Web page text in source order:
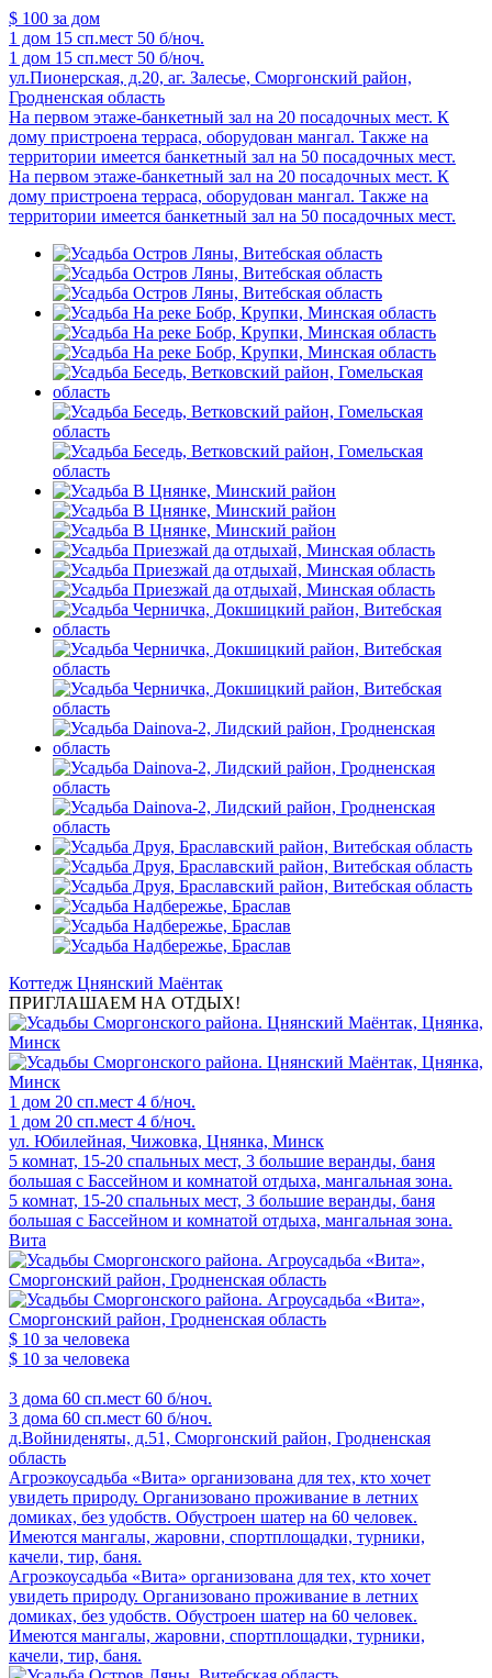
$ 100 за дом
1 дом 15 сп.мест 50 б/ноч.
1 дом 15 сп.мест 50 б/ноч.
ул.Пионерская, д.20, аг. Залесье, Сморгонский район,
Гродненская область
На первом этаже-банкетный зал на 20 посадочных мест. К
дому пристроена терраса, оборудован мангал. Также на
территории имеется банкетный зал на 50 посадочных мест.
На первом этаже-банкетный зал на 20 посадочных мест. К
дому пристроена терраса, оборудован мангал. Также на
территории имеется банкетный зал на 50 посадочных мест.
Коттедж Цнянский Маёнтак
ПРИГЛАШАЕМ НА ОТДЫХ!
1 дом 20 сп.мест 4 б/ноч.
1 дом 20 сп.мест 4 б/ноч.
ул. Юбилейная, Чижовка, Цнянка, Минск
5 комнат, 15-20 спальных мест, 3 большие веранды, баня
большая с Бассейном и комнатой отдыха, мангальная зона.
5 комнат, 15-20 спальных мест, 3 большие веранды, баня
большая с Бассейном и комнатой отдыха, мангальная зона.
Вита
$ 10 за человека
$ 10 за человека
3 дома 60 сп.мест 60 б/ноч.
3 дома 60 сп.мест 60 б/ноч.
д.Войниденяты, д.51, Сморгонский район, Гродненская
область
Агроэкоусадьба «Вита» организована для тех, кто хочет
увидеть природу. Организовано проживание в летних
домиках, без удобств. Обустроен шатер на 60 человек.
Имеются мангалы, жаровни, спортплощадки, турники,
качели, тир, баня.
Агроэкоусадьба «Вита» организована для тех, кто хочет
увидеть природу. Организовано проживание в летних
домиках, без удобств. Обустроен шатер на 60 человек.
Имеются мангалы, жаровни, спортплощадки, турники,
качели, тир, баня.